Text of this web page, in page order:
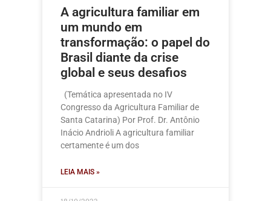
A agricultura familiar em
um mundo em
transformação: o papel do
Brasil diante da crise
global e seus desafios
(Temática apresentada no IV
Congresso da Agricultura Familiar de
Santa Catarina) Por Prof. Dr. Antônio
Inácio Andrioli A agricultura familiar
certamente é um dos
LEIA MAIS »